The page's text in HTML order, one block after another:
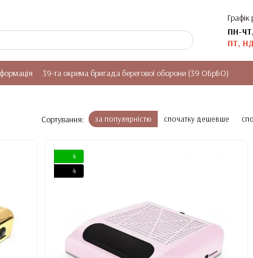
Графік
ПН-
ПТ,
39-та окрема бригада берегової оборони (39 ОБрБО)
Сортування: за популярністю спочатку дешевше
4
4